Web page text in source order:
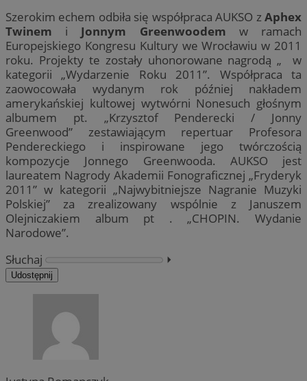
Szerokim echem odbiła się współpraca AUKSO zAphex
Twinem i Jonnym Greenwoodem w ramach
Europejskiego Kongresu Kultury we Wrocławiu w 2011
roku. Projekty te zostały uhonorowane nagrodą „ w
kategorii „Wydarzenie Roku 2011”. Współpraca ta
zaowocowała wydanym rok później nakładem
amerykańskiej kultowej wytwórni Nonesuch głośnym
albumem pt. „Krzysztof Penderecki / Jonny
Greenwood” zestawiającym repertuar Profesora
Pendereckiego i inspirowane jego twórczością
kompozycje Jonnego Greenwooda. AUKSO jest
laureatem Nagrody Akademii Fonograficznej „Fryderyk
2011” w kategorii „Najwybitniejsze Nagranie Muzyki
Polskiej” za zrealizowany wspólnie z Januszem
Olejniczakiem album pt . „CHOPIN. Wydanie
Narodowe”.
Słuchaj
⏵︎
Udostępnij